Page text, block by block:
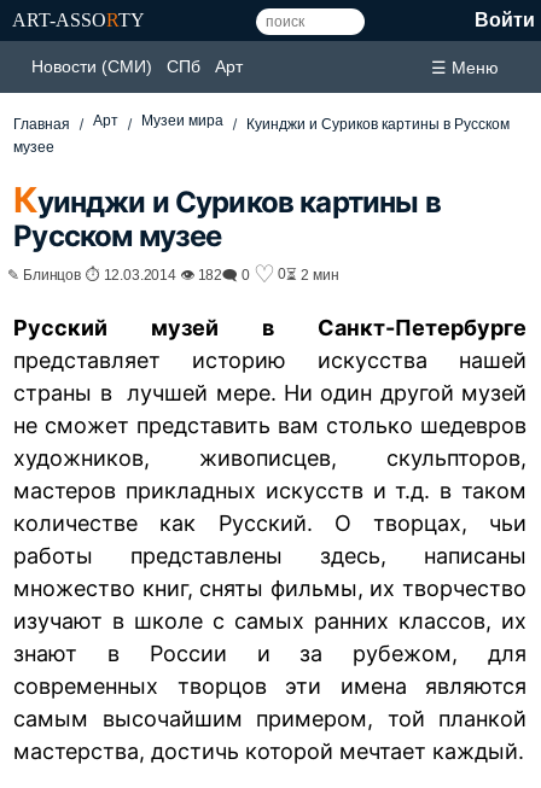
ART-ASSORTY Войти
Новости (СМИ) СПб Арт ☰ Меню
Главная Арт Музеи мира
Куинджи и Суриков картины в Русском
музее
Куинджи и Суриков картины в
Русском музее
✎ Блинцов ⏱ 12.03.2014 👁 182🗨 0 ♡ 0⏳ 2 мин
Русский музей в Санкт-Петербурге
представляет историю искусства нашей
страны в лучшей мере. Ни один другой музей
не сможет представить вам столько шедевров
художников, живописцев, скульпторов,
мастеров прикладных искусств и т.д. в таком
количестве как Русский. О творцах, чьи
работы представлены здесь, написаны
множество книг, сняты фильмы, их творчество
изучают в школе с самых ранних классов, их
знают в России и за рубежом, для
современных творцов эти имена являются
самым высочайшим примером, той планкой
мастерства, достичь которой мечтает каждый.